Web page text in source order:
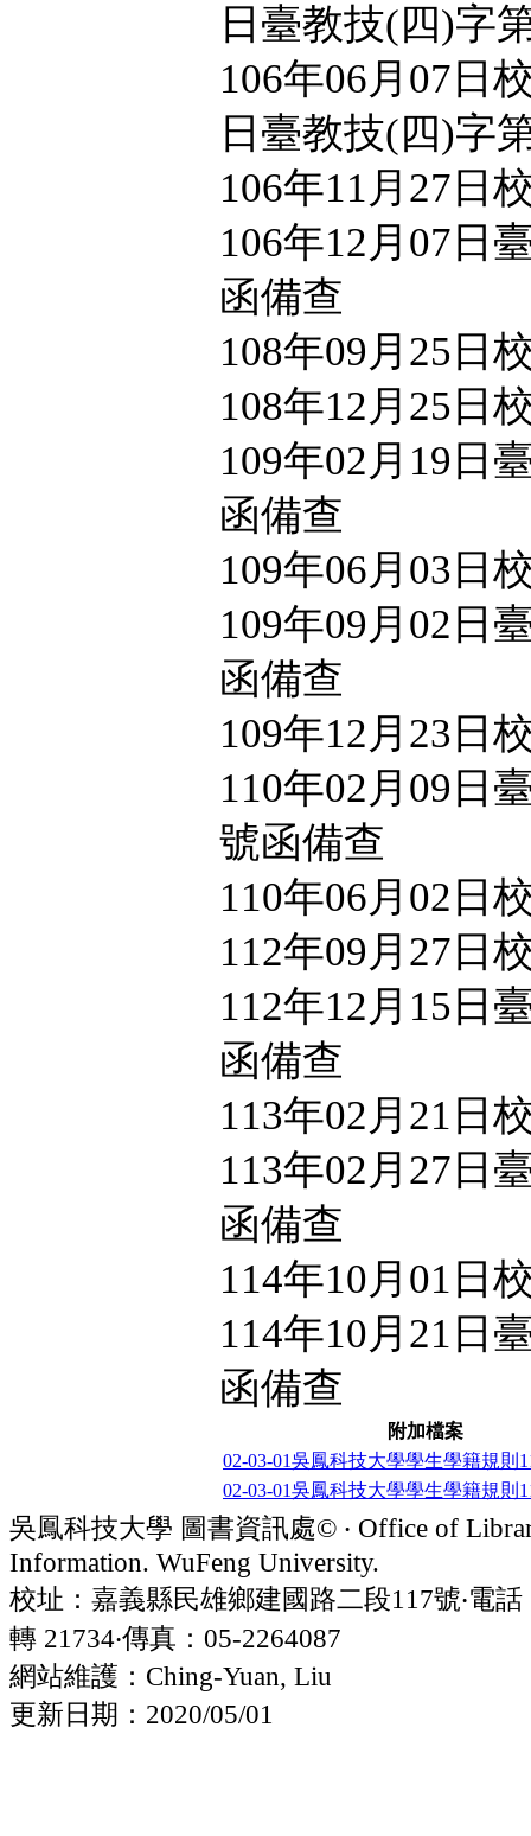
日臺教技(四)字
106年06月07日
日臺教技(四)字
106年11月27日
106年12月07日
函備查
108年09月25日
108年12月25日
109年02月19日
函備查
109年06月03日
109年09月02日
函備查
109年12月23日
110年02月09日
號函備查
110年06月02日
112年09月27日
112年12月15日
函備查
113年02月21日
113年02月27日
函備查
114年10月01日
114年10月21日
函備查
附加檔案
02-03-01吳鳳科技大學學生學籍規則
02-03-01吳鳳科技大學學生學籍規則
吳鳳科技大學 圖書資訊處© ‧ Office of
Information. WuFeng University.
校址：嘉義縣民雄鄉建國路二段117號‧電話
轉 21734‧傳真：05-2264087
網站維護：Ching-Yuan, Liu
更新日期：2020/05/01